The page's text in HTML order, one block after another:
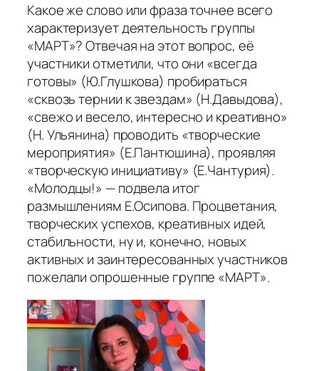
Какое же слово или фраза точнее всего
характеризует деятельность группы
«МАРТ»? Отвечая на этот вопрос, её
участники отметили, что они «всегда
готовы» (Ю.Глушкова) пробираться
«сквозь тернии к звездам» (Н.Давыдова),
«свежо и весело, интересно и креативно»
(Н. Ульянина) проводить «творческие
мероприятия» (Е.Пантюшина), проявляя
«творческую инициативу» (Е.Чантурия).
«Молодцы!» — подвела итог
размышлениям Е.Осипова. Процветания,
творческих успехов, креативных идей,
стабильности, ну и, конечно, новых
активных и заинтересованных участников
пожелали опрошенные группе «МАРТ».